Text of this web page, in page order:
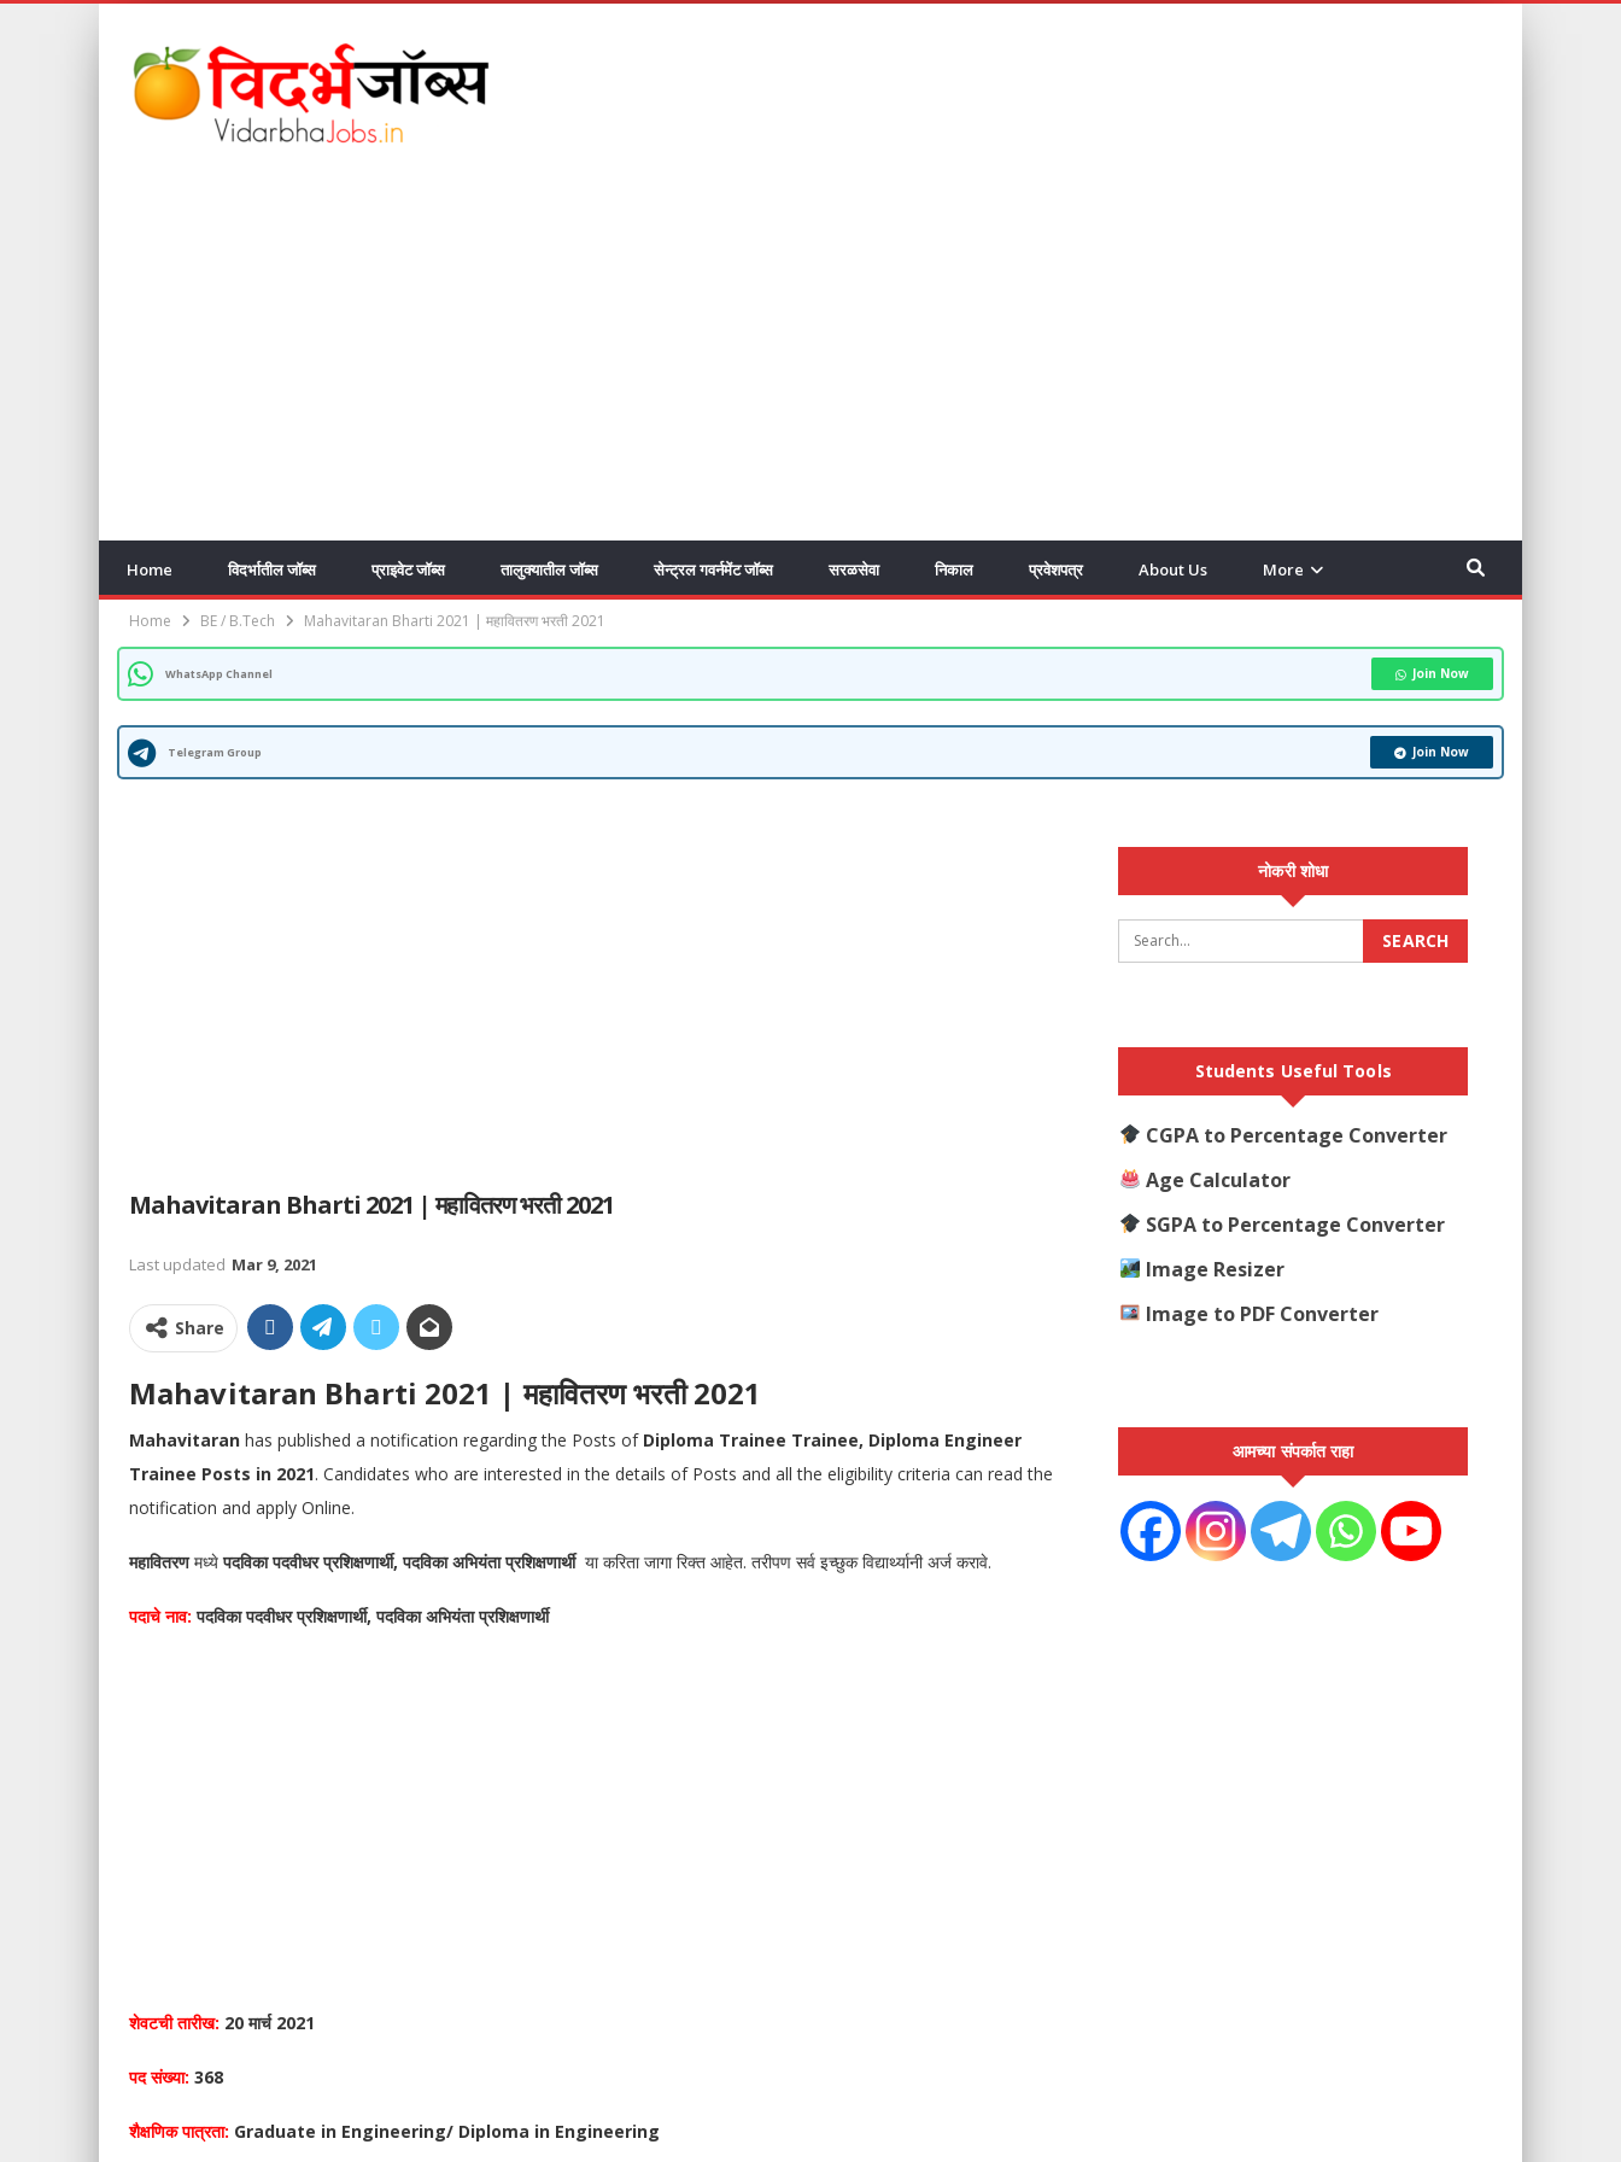
Home विदर्भातील जॉब्स प्राइवेट जॉब्स तालुक्यातील जॉब्स सेन्ट्रल गवर्नमेंट जॉब्स सरळसेवा निकाल प्रवेशपत्र About Us More
Home BE / B.Tech Mahavitaran Bharti 2021 | महावितरण भरती 2021
WhatsApp Channel Join Now
Telegram Group Join Now
Mahavitaran Bharti 2021 | महावितरण भरती 2021
Last updated Mar 9, 2021
Share
Mahavitaran Bharti 2021 | महावितरण भरती 2021
Mahavitaran has published a notification regarding the Posts ofDiploma Trainee Trainee, Diploma Engineer
Trainee Posts in 2021. Candidates who are interested in the details of Posts and all the eligibility criteria can read the
notification and apply Online.
महावितरणमध्येपदविका पदवीधर प्रशिक्षणार्थी, पदविका अभियंता प्रशिक्षणार्थी या करिता जागा रिक्त आहेत. तरीपण सर्व इच्छुक विद्यार्थ्यानी अर्ज करावे.
पदाचे नाव: पदविका पदवीधर प्रशिक्षणार्थी, पदविका अभियंता प्रशिक्षणार्थी
शेवटची तारीख: 20 मार्च 2021
पद संख्या: 368
शैक्षणिक पात्रता: Graduate in Engineering/ Diploma in Engineering
नोकरी शोधा
Students Useful Tools
CGPA to Percentage Converter
Age Calculator
SGPA to Percentage Converter
Image Resizer
Image to PDF Converter
आमच्या संपर्कात राहा